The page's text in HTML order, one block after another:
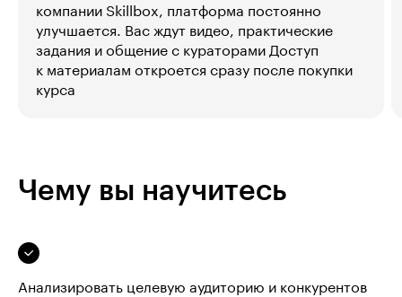
компании Skillbox, платформа постоянно
улучшается. Вас ждут видео, практические
задания и общение с кураторами Доступ
к материалам откроется сразу после покупки
курса
Чему вы научитесь
Анализировать целевую аудиторию и конкурентов